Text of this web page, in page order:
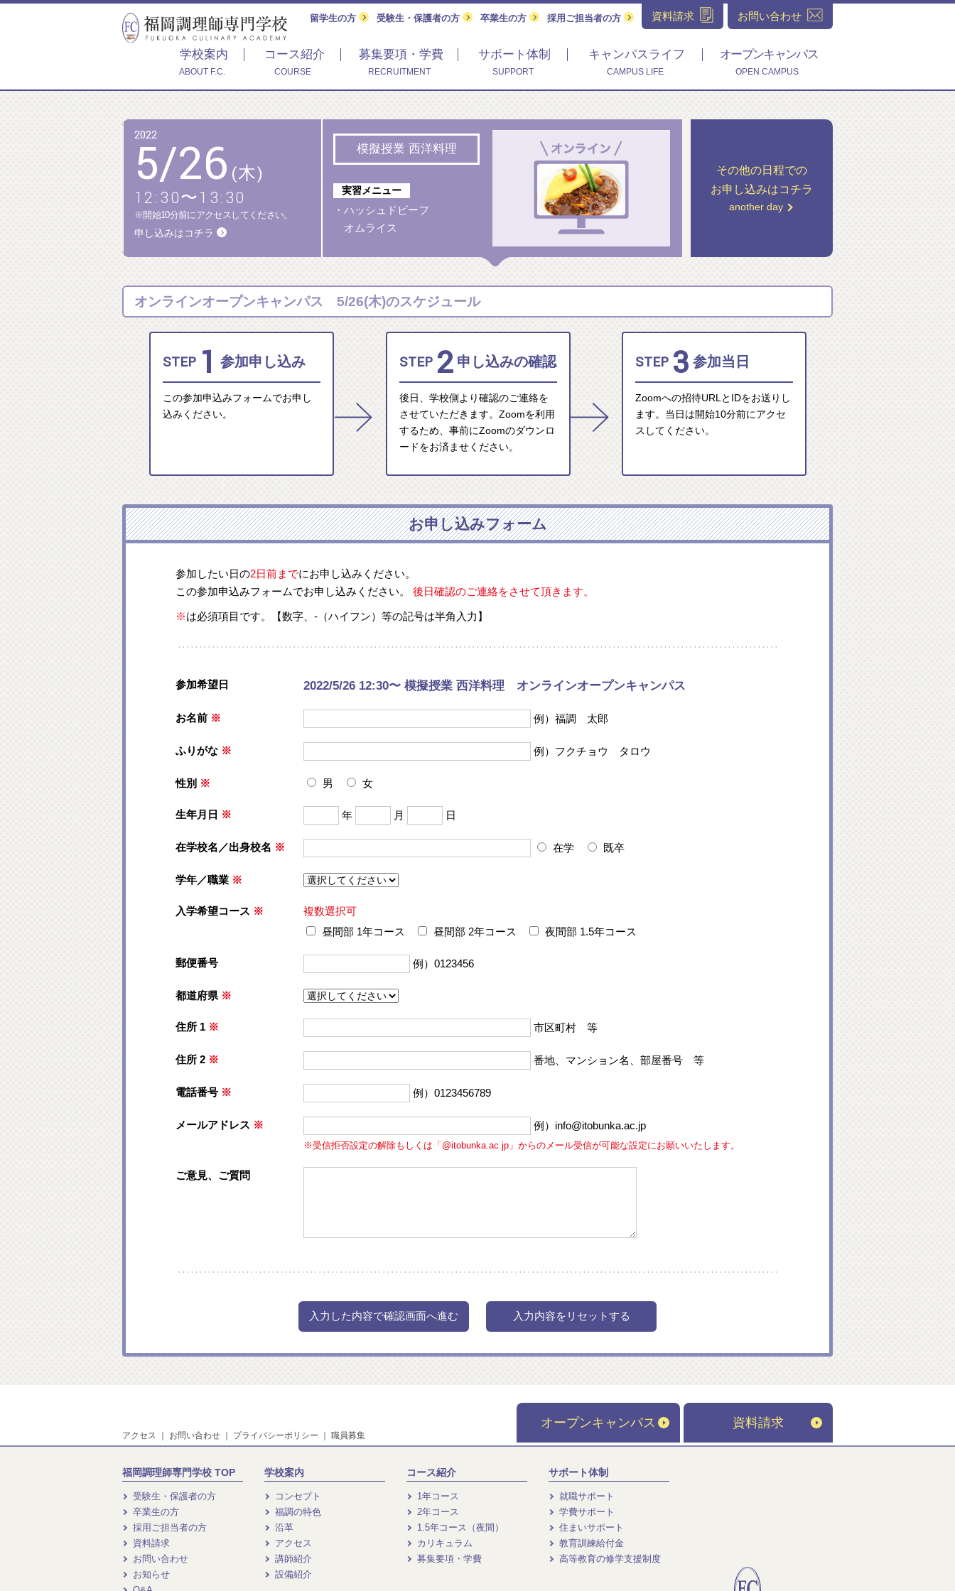
留学生の方 受験生・保護者の方 卒業生の方 採用ご担当者の方 資料請求 お問い合わせ
学校案内
ABOUT F.C.
コース紹介
COURSE
募集要項・学費
RECRUITMENT
サポート体制
SUPPORT
キャンパスライフ
CAMPUS LIFE
オープンキャンパス
OPEN CAMPUS
2022
5/26 (木)
12:30〜13:30
※開始10分前にアクセスしてください。
申し込みはコチラ
模擬授業 西洋料理
実習メニュー
・ハッシュドビーフ
オムライス
その他の日程での
お申し込みはコチラ
another day
オンラインオープンキャンパス 5/26(木)のスケジュール
STEP 1 参加申し込み
この参加申込みフォームでお申し
込みください。
STEP 2 申し込みの確認
後日、学校側より確認のご連絡を
させていただきます。Zoomを利用
するため、事前にZoomのダウンロ
ードをお済ませください。
STEP 3 参加当日
Zoomへの招待URLとIDをお送りし
ます。当日は開始10分前にアクセ
スしてください。
お申し込みフォーム
参加したい日の2日前までにお申し込みください。
この参加申込みフォームでお申し込みください。 後日確認のご連絡をさせて頂きます。
※は必須項目です。【数字、-（ハイフン）等の記号は半角入力】
参加希望日 2022/5/26 12:30〜 模擬授業 西洋料理 オンラインオープンキャンパス
お名前 ※ 例）福調 太郎
ふりがな ※ 例）フクチョウ タロウ
性別 ※ 男 女
生年月日 ※ 年 月 日
在学校名／出身校名 ※ 在学 既卒
学年／職業 ※
入学希望コース ※
複数選択可
昼間部 1年コース
昼間部 2年コース 夜間部 1.5年コース
郵便番号 例）0123456
都道府県 ※
住所 1 ※ 市区町村 等
住所 2 ※ 番地、マンション名、部屋番号 等
電話番号 ※ 例）0123456789
メールアドレス ※ 例）info@itobunka.ac.jp
※受信拒否設定の解除もしくは「@itobunka.ac.jp」からのメール受信が可能な設定にお願いいたします。
ご意見、ご質問
アクセス ｜ お問い合わせ ｜ プライバシーポリシー ｜ 職員募集
オープンキャンパス 資料請求
福岡調理師専門学校 TOP
受験生・保護者の方
卒業生の方
採用ご担当者の方
資料請求
お問い合わせ
お知らせ
学校案内
コンセプト
福調の特色
沿革
アクセス
講師紹介
設備紹介
コース紹介
1年コース
2年コース
1.5年コース（夜間）
カリキュラム
募集要項・学費
サポート体制
就職サポート
学費サポート
住まいサポート
教育訓練給付金
高等教育の修学支援制度